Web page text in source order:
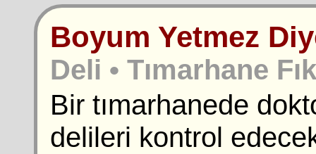
Boyum Yetmez
Deli • Tımarhane
Bir tımarhanede
delileri kontrol